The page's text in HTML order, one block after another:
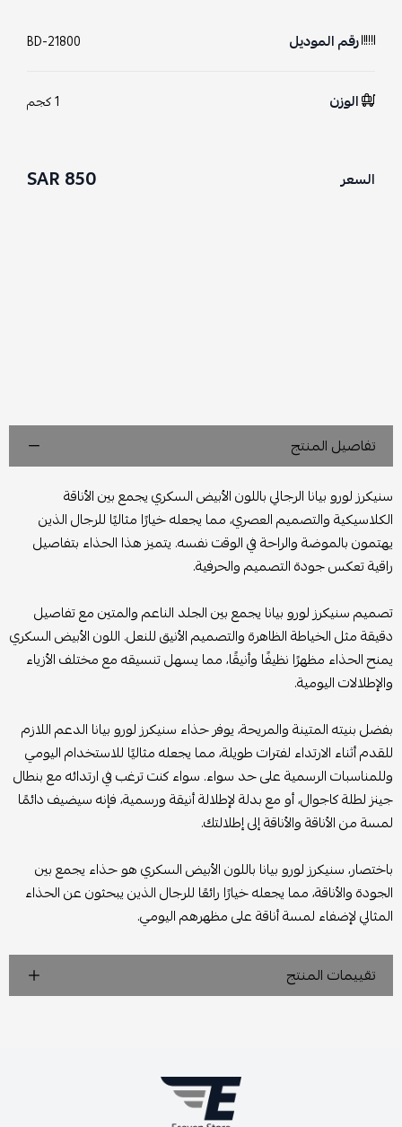
رقم الموديل BD-21800
الوزن 1 كجم
السعر 850 SAR
تفاصيل المنتج
سنيكرز لورو بيانا الرجالي باللون الأبيض السكري يجمع بين الأناقة
الكلاسيكية والتصميم العصري، مما يجعله خيارًا مثاليًا للرجال الذين
يهتمون بالموضة والراحة في الوقت نفسه. يتميز هذا الحذاء بتفاصيل
راقية تعكس جودة التصميم والحرفية.
تصميم سنيكرز لورو بيانا يجمع بين الجلد الناعم والمتين مع تفاصيل
دقيقة مثل الخياطة الظاهرة والتصميم الأنيق للنعل. اللون الأبيض السكري
يمنح الحذاء مظهرًا نظيفًا وأنيقًا، مما يسهل تنسيقه مع مختلف الأزياء
والإطلالات اليومية.
بفضل بنيته المتينة والمريحة، يوفر حذاء سنيكرز لورو بيانا الدعم اللازم
للقدم أثناء الارتداء لفترات طويلة، مما يجعله مثاليًا للاستخدام اليومي
وللمناسبات الرسمية على حد سواء. سواء كنت ترغب في ارتدائه مع بنطال
جينز لطلة كاجوال، أو مع بدلة لإطلالة أنيقة ورسمية، فإنه سيضيف دائمًا
لمسة من الأناقة والأناقة إلى إطلالتك.
باختصار، سنيكرز لورو بيانا باللون الأبيض السكري هو حذاء يجمع بين
الجودة والأناقة، مما يجعله خيارًا رائعًا للرجال الذين يبحثون عن الحذاء
المثالي لإضفاء لمسة أناقة على مظهرهم اليومي.
تقييمات المنتج